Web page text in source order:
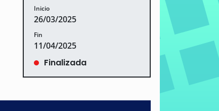
Inicio
26/03/2025
Fin
11/04/2025
Finalizada